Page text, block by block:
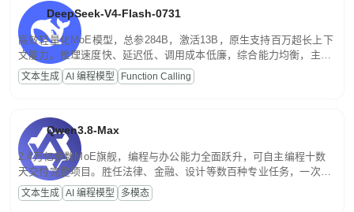
DeepSeek-V4-Flash-0731
高效轻量化MoE模型，总参284B，激活13B，原生支持百万超长上下
文能力。推理速度快、延迟低、调用成本低廉，综合能力均衡，主打
高并发、轻量化任务，适合日常对话、内容创作、基础 RAG、批量
文案处理等普惠刚需场景。
文本生成 AI 编程模型 Function Calling
Qwen3.8-Max
2.4万亿参数MoE旗舰，编程与办公能力全面跃升，可自主编程十数
天交付完整项目。胜任法律、金融、设计等数百种专业任务，一次对
话端到端交付生产级成果。原生视觉理解贯穿规划、执行与验证全流
程，支持超长文档与长视频的深度语义解析。长程任务中自主规划与
文本生成 AI 编程模型 多模态